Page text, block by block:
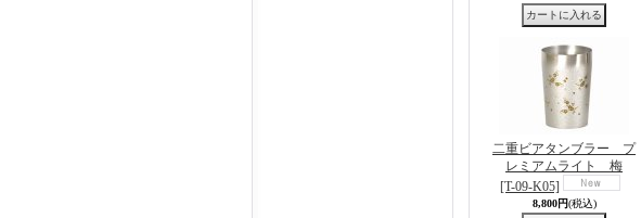
二重ビアタンブラー プ
レミアムライト 梅
[T-09-K05]
8,800円(税込)